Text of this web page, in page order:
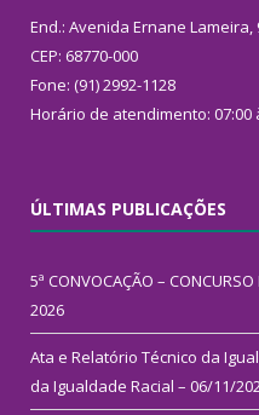
End.: Avenida Ernane Lameira,
CEP: 68770-000
Fone: (91) 2992-1128
Horário de atendimento: 07:00
ÚLTIMAS PUBLICAÇÕES
5ª CONVOCAÇÃO –
2026
Ata e Relatório Técnico da
da Igualdade Racial – 06/11/